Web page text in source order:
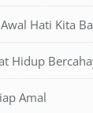
Hati Kita
Hidup
Amal